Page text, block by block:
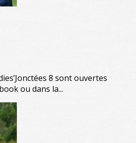
8 sont ouvertes
ou dans la...